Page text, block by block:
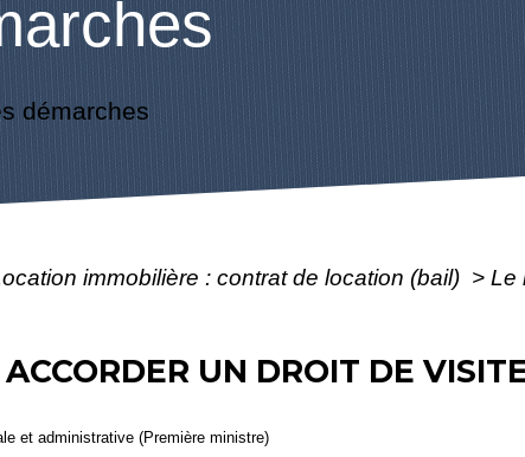
démarches
immobilière : contrat de location (bail) > Le
UN DROIT DE
et administrative (Première ministre)